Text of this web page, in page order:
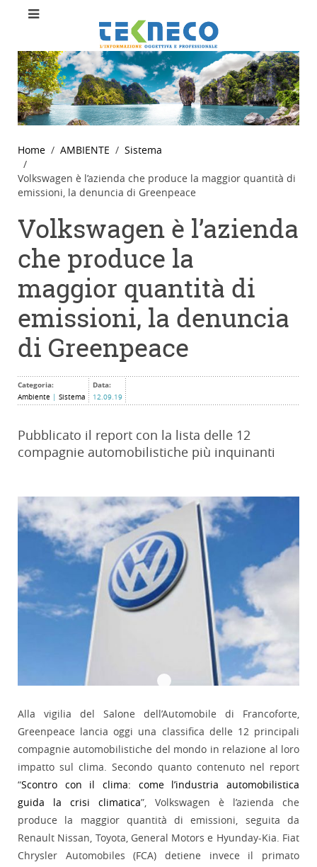
Home AMBIENTE Sistema
Volkswagen è l’azienda che produce la maggior quantità di
emissioni, la denuncia di Greenpeace
Volkswagen è l’azienda
che produce la
maggior quantità di
emissioni, la denuncia
di Greenpeace
Categoria:
Ambiente Sistema
Data:
12.09.19
Pubblicato il report con la lista delle 12
compagnie automobilistiche più inquinanti
Alla vigilia del Salone dell’Automobile di Francoforte,
Greenpeace lancia oggi una classifica delle 12 principali
compagnie automobilistiche del mondo in relazione al loro
impatto sul clima. Secondo quanto contenuto nel report
“Scontro con il clima: come l’industria automobilistica
guida la crisi climatica”, Volkswagen è l’azienda che
produce la maggior quantità di emissioni, seguita da
Renault Nissan, Toyota, General Motors e Hyunday-Kia. Fiat
Chrysler Automobiles (FCA) detiene invece il primato